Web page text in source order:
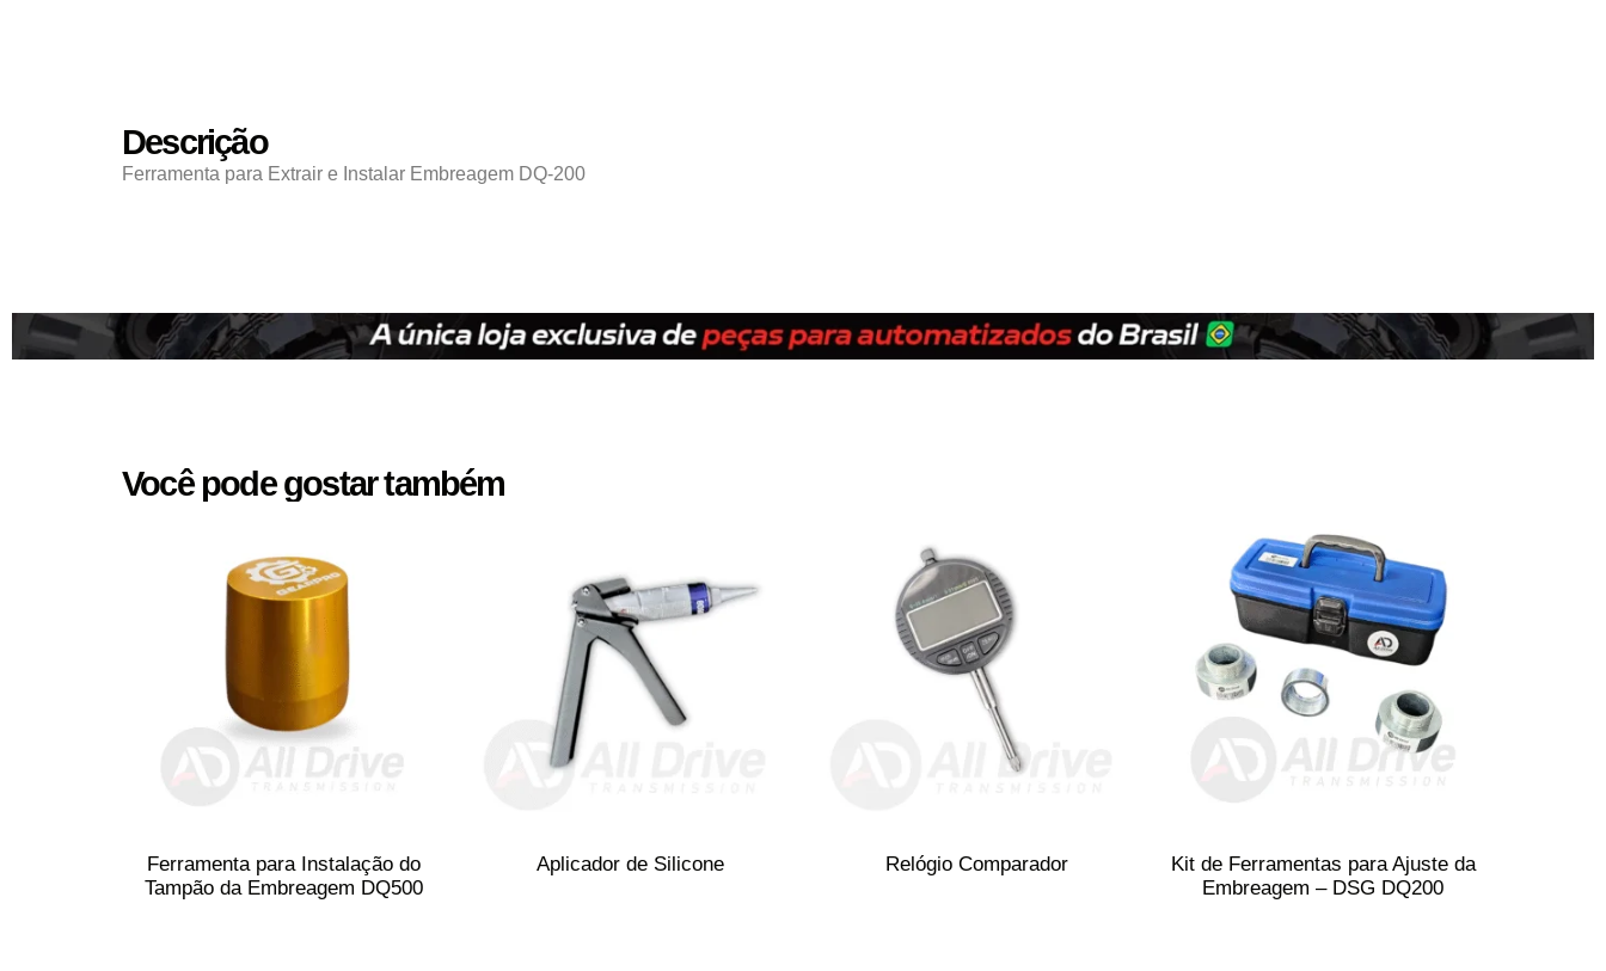
Descrição
Ferramenta para Extrair e Instalar Embreagem DQ-200
Você pode gostar também
Ferramenta para Instalação do
Tampão da Embreagem DQ500
Aplicador de Silicone Relógio Comparador
Kit de Ferramentas para Ajuste da
Embreagem – DSG DQ200